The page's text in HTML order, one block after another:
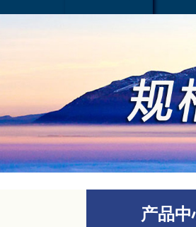
产品中